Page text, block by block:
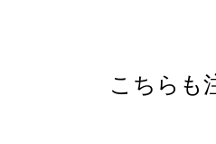
こちらも